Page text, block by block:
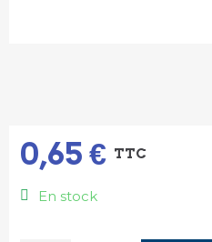
0,65 € TTC
En stock